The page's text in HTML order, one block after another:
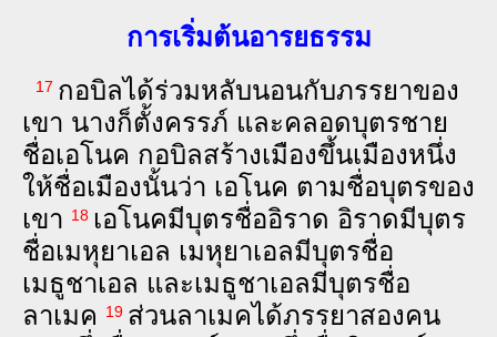
การ​เริ่ม‍ต้น​อารย‌ธรรม
17 กอ‌บิล​ได้​ร่วม​หลับ‍นอน​กับ​ภรรยา​ของ​
เขา นาง​ก็​ตั้ง‍ครรภ์ และ​คลอด‍บุตร‍ชาย​
ชื่อ​เอ‌โนค กอ‌บิล​สร้าง​เมือง​ขึ้น​เมือง​หนึ่ง
ให้​ชื่อ​เมือง​นั้น​ว่า เอ‌โนค ตาม​ชื่อ​บุตร​ของ​
เขา 18 เอ‌โนค​มี​บุตร​ชื่อ​อิ‌ราด อิ‌ราด​มี​บุตร​
ชื่อ​เม‌หุ‌ยา‌เอล เม‌หุ‌ยา‌เอล​มี​บุตร​ชื่อ​
เม‌ธู‌ชา‌เอล และ​เม‌ธู‌ชา‌เอล​มี​บุตร​ชื่อ​
ลา‌เมค
19 ส่วน​ลา‌เมค​ได้​ภรรยา​สอง​คน